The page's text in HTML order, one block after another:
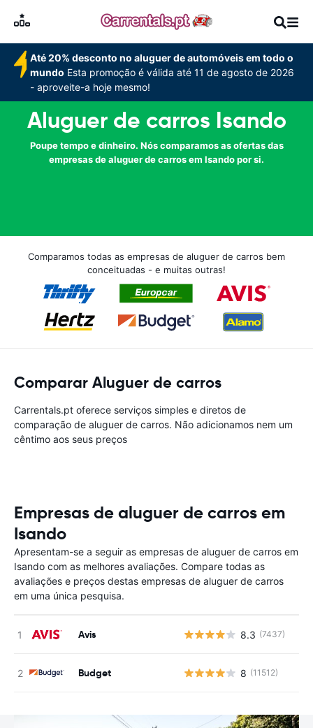
Até 20% desconto no aluguer de automóveis em todo o
mundo Esta promoção é válida até 11 de agosto de 2026
- aproveite-a hoje mesmo!
Aluguer de carros Isando
Poupe tempo e dinheiro. Nós comparamos as ofertas das
empresas de aluguer de carros em Isando por si.
Comparamos todas as empresas de aluguer de carros bem
conceituadas - e muitas outras!
Comparar Aluguer de carros
Carrentals.pt oferece serviços simples e diretos de
comparação de aluguer de carros. Não adicionamos nem um
cêntimo aos seus preços
Empresas de aluguer de carros em
Isando
Apresentam-se a seguir as empresas de aluguer de carros em
Isando com as melhores avaliações. Compare todas as
avaliações e preços destas empresas de aluguer de carros
em uma única pesquisa.
Avis 8.3 (7437)
Budget 8 (11512)